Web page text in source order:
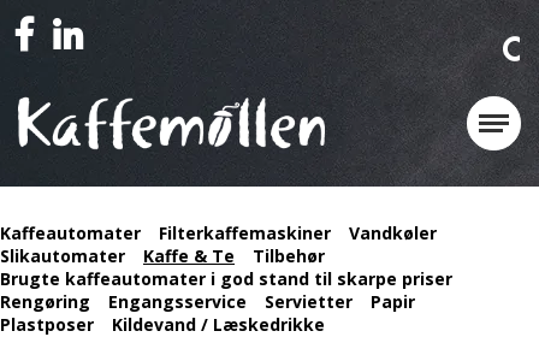
Kaffeautomater Filterkaffemaskiner
Vandkøler
Slikautomater
Kaffe & Te
Tilbehør
Brugte kaffeautomater i god stand til skarpe priser
Rengøring
Engangsservice Servietter
Papir
Plastposer
Kildevand / Læskedrikke